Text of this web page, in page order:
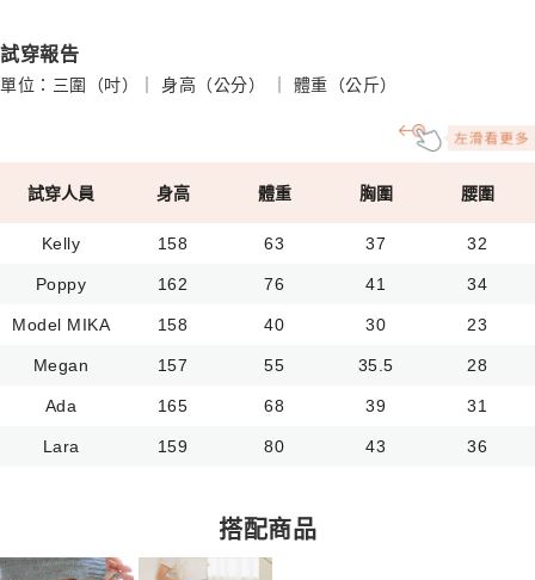
試穿報告
單位：三圍（吋）｜ 身高（公分） ｜ 體重（公斤）
試穿人員 身高 體重 胸圍 腰圍
Kelly 158 63 37 32
Poppy 162 76 41 34
Model MIKA 158 40 30 23
Megan 157 55 35.5 28
Ada 165 68 39 31
Lara 159 80 43 36
搭配商品